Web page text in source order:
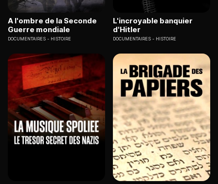
A l'ombre de la Seconde
Guerre mondiale
DOCUMENTAIRES HISTOIRE
L'incroyable banquier
d'Hitler
DOCUMENTAIRES HISTOIRE